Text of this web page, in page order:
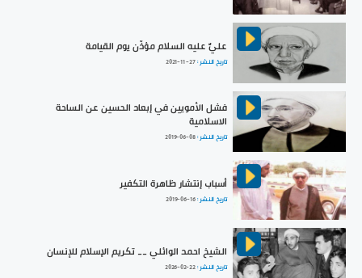
عليٌّ عليه السلام مؤذّن يوم القيامة
تاريخ النشر :2021-11-27
فشل الأمويين في إبعاد الحسين عن الساحة
الاسلامية
تاريخ النشر :2019-06-08
أسباب إنتشار ظاهرة التكفير
تاريخ النشر :2019-06-16
الشيخ احمد الوائلي __ تكريم الإسلام للإنسان
تاريخ النشر :2026-02-22